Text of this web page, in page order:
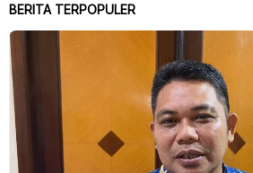
BERITA TERPOPULER